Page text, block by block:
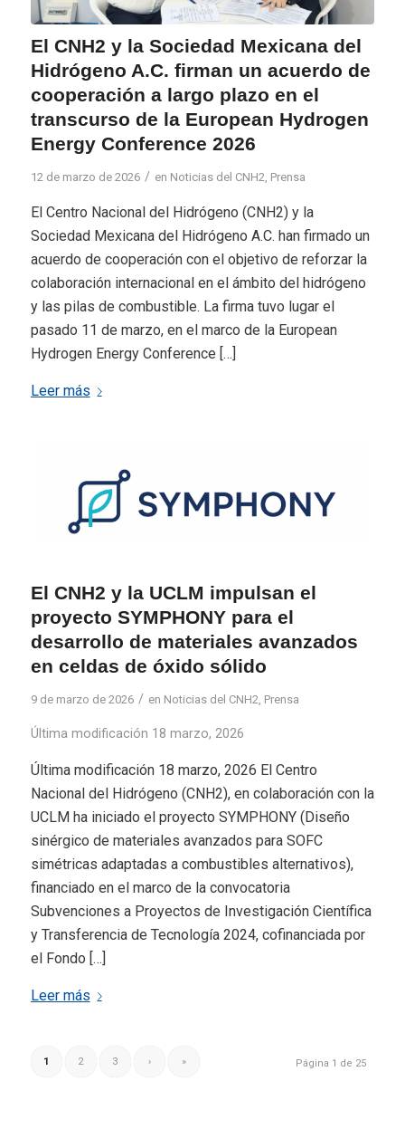
El CNH2 y la Sociedad Mexicana del
Hidrógeno A.C. firman un acuerdo de
cooperación a largo plazo en el
transcurso de la European Hydrogen
Energy Conference 2026
12 de marzo de 2026 / en Noticias del CNH2 Prensa
El Centro Nacional del Hidrógeno (CNH2) y la
Sociedad Mexicana del Hidrógeno A.C. han firmado un
acuerdo de cooperación con el objetivo de reforzar la
colaboración internacional en el ámbito del hidrógeno
y las pilas de combustible. La firma tuvo lugar el
pasado 11 de marzo, en el marco de la European
Hydrogen Energy Conference […]
Leer más
El CNH2 y la UCLM impulsan el
proyecto SYMPHONY para el
desarrollo de materiales avanzados
en celdas de óxido sólido
9 de marzo de 2026 / en Noticias del CNH2 Prensa
Última modificación 18 marzo, 2026
Última modificación 18 marzo, 2026 El Centro
Nacional del Hidrógeno (CNH2), en colaboración con la
UCLM ha iniciado el proyecto SYMPHONY (Diseño
sinérgico de materiales avanzados para SOFC
simétricas adaptadas a combustibles alternativos),
financiado en el marco de la convocatoria
Subvenciones a Proyectos de Investigación Científica
y Transferencia de Tecnología 2024, cofinanciada por
el Fondo […]
Leer más
Página 1 de 25
1 2 3 › »